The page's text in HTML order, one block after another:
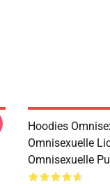
Hoodies
Omnisexuelle
Omnisexuelle